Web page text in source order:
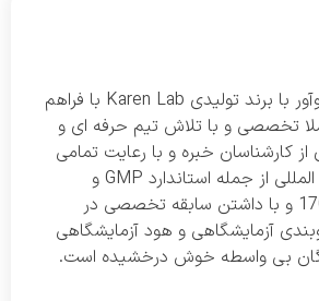
شرکت کارن پویا نوآور با برند تولیدی Karen Lab با فراهم
تخصصی و با تلاش تیم حرفه ای و
کارشناسان خبره و با رعایت تمامی
استانداردهای بین المللی از جمله استاندارد GMP و
استانداردهای 17025 و با داشتن سابقه تخصصی در
آزمایشگاهی و هود آزمایشگاهی
بی واسطه خوش درخشیده است.